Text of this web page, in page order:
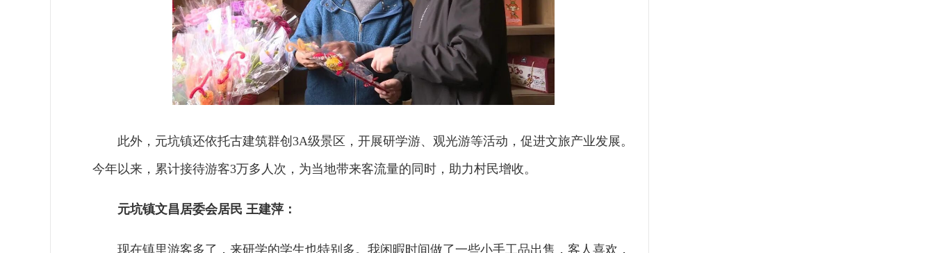
此外，元坑镇还依托古建筑群创3A级景区，开展研学游、观光游等活动，促进文旅产业发展。
今年以来，累计接待游客3万多人次，为当地带来客流量的同时，助力村民增收。
元坑镇文昌居委会居民 王建萍：
现在镇里游客多了，来研学的学生也特别多。我闲暇时间做了一些小手工品出售，客人喜欢，